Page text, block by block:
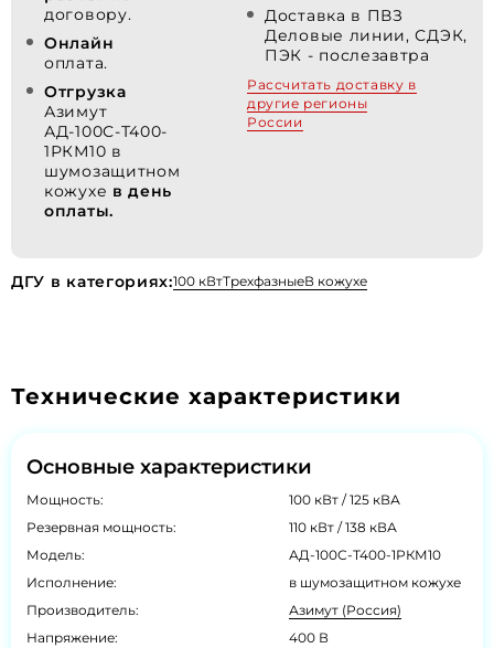
договору.
Онлайн
оплата.
Отгрузка
Азимут
АД-100С-Т400-
1РКМ10 в
шумозащитном
кожухе в день
оплаты.
Доставка в ПВЗ
Деловые линии, СДЭК,
ПЭК - послезавтра
Рассчитать доставку в
другие регионы
России
ДГУ в категориях:100 кВтТрехфазныеВ кожухе
Технические характеристики
Основные характеристики
Мощность:
100 кВт / 125 кВА
Резервная мощность:
110 кВт / 138 кВА
Модель:
АД-100С-Т400-1РКМ10
Исполнение:
в шумозащитном кожухе
Производитель:
Азимут (Россия)
Напряжение:
400 В